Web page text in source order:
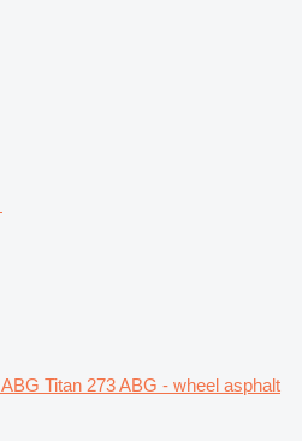
ABG Titan 273 ABG - wheel asphalt